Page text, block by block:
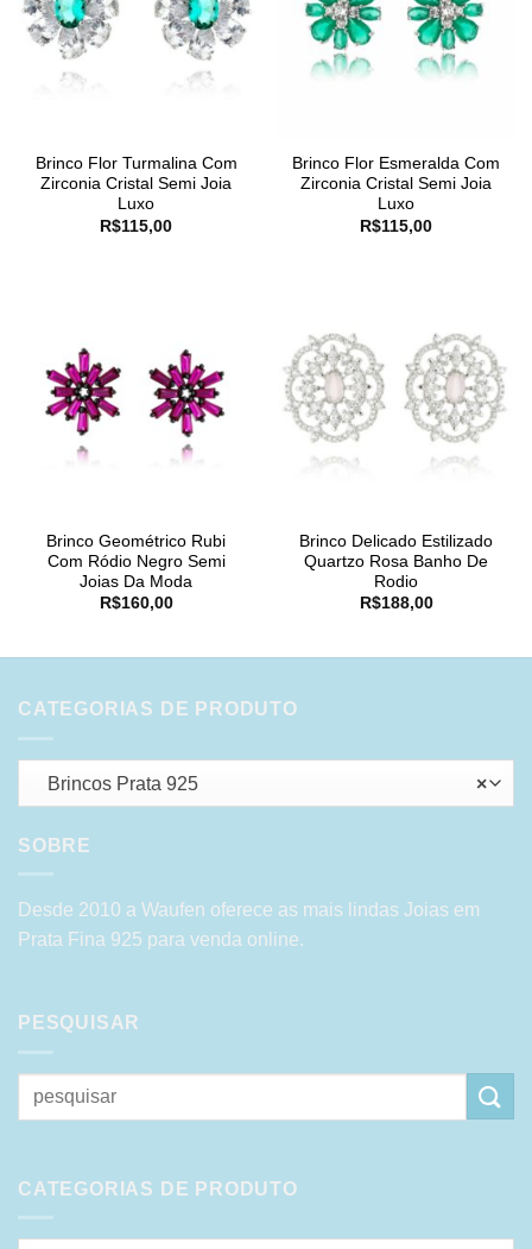
Brinco Flor Turmalina Com
Zirconia Cristal Semi Joia
Luxo
R$115,00
Brinco Flor Esmeralda Com
Zirconia Cristal Semi Joia
Luxo
R$115,00
Brinco Geométrico Rubi
Com Ródio Negro Semi
Joias Da Moda
R$160,00
Brinco Delicado Estilizado
Quartzo Rosa Banho De
Rodio
R$188,00
CATEGORIAS DE PRODUTO
×
Brincos Prata 925
SOBRE
Desde 2010 a Waufen oferece as mais lindas Joias em
Prata Fina 925 para venda online.
PESQUISAR
Pesquisar
por:
CATEGORIAS DE PRODUTO